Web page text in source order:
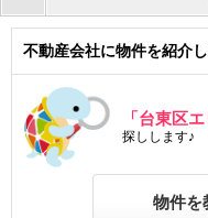
不動産会社に物件を紹介
「台東区エ
探しします♪
物件を